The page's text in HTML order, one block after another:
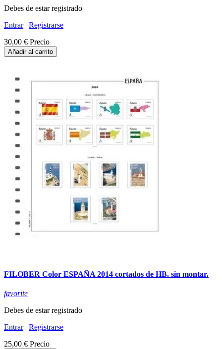
Debes de estar registrado
Entrar| Registrarse
30,00 € Precio
Añadir al carrito
FILOBER Color ESPAÑA 2014 cortados de HB. sin montar.
favorite
Debes de estar registrado
Entrar| Registrarse
25,00 € Precio